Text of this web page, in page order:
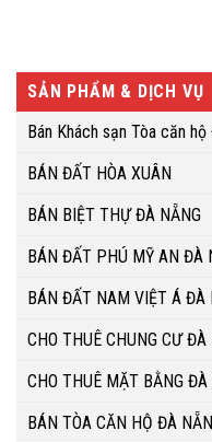
SẢN PHẨM & DỊCH VỤ
Bán Khách sạn Tòa căn
BÁN ĐẤT HÒA XUÂN
BÁN BIỆT THỰ ĐÀ NẴNG
BÁN ĐẤT PHÚ MỸ AN ĐÀ
BÁN ĐẤT NAM VIỆT Á ĐÀ
CHO THUÊ CHUNG CƯ ĐÀ
CHO THUÊ MẶT BẰNG ĐÀ
BÁN TÒA CĂN HỘ ĐÀ